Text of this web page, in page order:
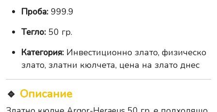
Проба: 999.9
Тегло: 50 гр.
Категория: Инвестиционно злато, физическо
злато, златни кюлчета, цена на злато днес
🔹 Описание